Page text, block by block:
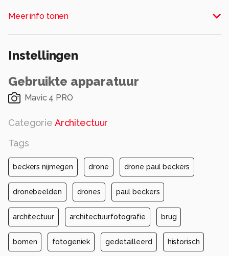
De Waalbrug in een magische gloed ✨
Wie zou hier niet even stil van worden? 😍
✅ Dronefotografie | Film: Paul Beckers
Alle rechten voorbehouden
Meer info tonen
Instellingen
Gebruikte apparatuur
Mavic 4 PRO
Categorie Architectuur
Tags
beckers nijmegen drone drone paul beckers
dronebeelden drones paul beckers
architectuur architectuurfotografie brug
bomen fotogeniek gedetailleerd historisch